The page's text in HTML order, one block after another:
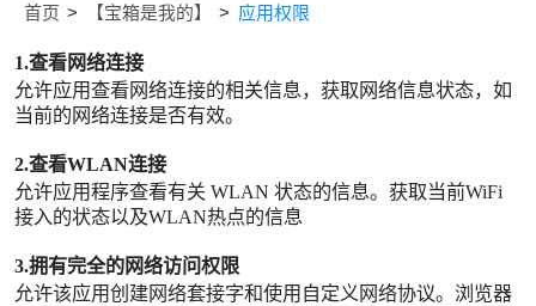
首页 > 【宝箱是我的】 > 应用权限
1.查看网络连接
允许应用查看网络连接的相关信息，获取网络信息状态，如
当前的网络连接是否有效。
2.查看WLAN连接
允许应用程序查看有关 WLAN 状态的信息。获取当前WiFi
接入的状态以及WLAN热点的信息
3.拥有完全的网络访问权限
允许该应用创建网络套接字和使用自定义网络协议。浏览器